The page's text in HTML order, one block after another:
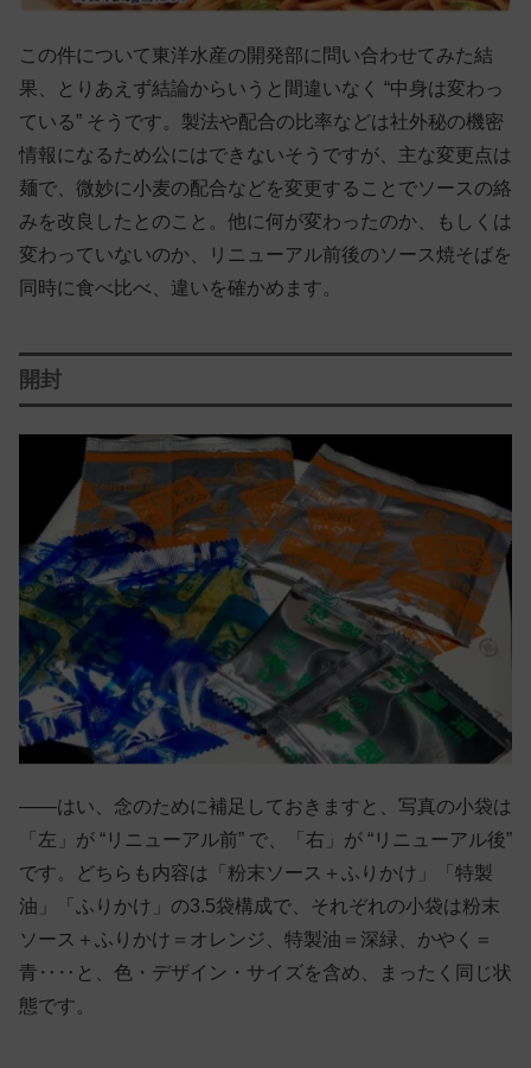
この件について東洋水産の開発部に問い合わせてみた結
果、とりあえず結論からいうと間違いなく “中身は変わっ
ている” そうです。製法や配合の比率などは社外秘の機密
情報になるため公にはできないそうですが、主な変更点は
麺で、微妙に小麦の配合などを変更することでソースの絡
みを改良したとのこと。他に何が変わったのか、もしくは
変わっていないのか、リニューアル前後のソース焼そばを
同時に食べ比べ、違いを確かめます。
開封
——はい、念のために補足しておきますと、写真の小袋は
「左」が “リニューアル前” で、「右」が “リニューアル後”
です。どちらも内容は「粉末ソース＋ふりかけ」「特製
油」「ふりかけ」の3.5袋構成で、それぞれの小袋は粉末
ソース＋ふりかけ＝オレンジ、特製油＝深緑、かやく＝
青‥‥と、色・デザイン・サイズを含め、まったく同じ状
態です。